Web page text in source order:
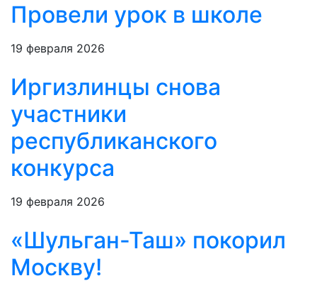
Провели урок в школе
19 февраля 2026
Иргизлинцы снова
участники
республиканского
конкурса
19 февраля 2026
«Шульган-Таш» покорил
Москву!